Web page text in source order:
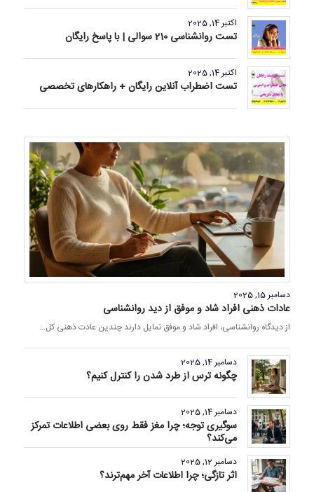
اکتبر 14, 2025
تست روانشناسی 210 سوالی | با پاسخ رایگان
اکتبر 14, 2025
تست اضطراب آنلاین رایگان + راهکارهای تخصصی
دسامبر 15, 2025
عادات ذهنی افراد شاد و موفق از دید روانشناسی
از دیدگاه روانشناسی، افراد شاد و موفق تمایل دارند چندین عادت ذهنی کل…
دسامبر 14, 2025
چگونه ترس از طرد شدن را کنترل کنیم؟
دسامبر 14, 2025
سوگیری توجه؛ چرا مغز فقط روی بعضی اطلاعات تمرکز
می‌کند؟
دسامبر 12, 2025
اثر تازگی؛ چرا اطلاعات آخر مهم‌ترند؟